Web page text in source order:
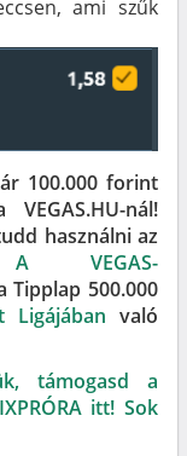
ami szűk
100.000 forint
nál!
használni az
VEGAS-
Tipplap 500.000
Ligájában való
támogasd a
itt! Sok